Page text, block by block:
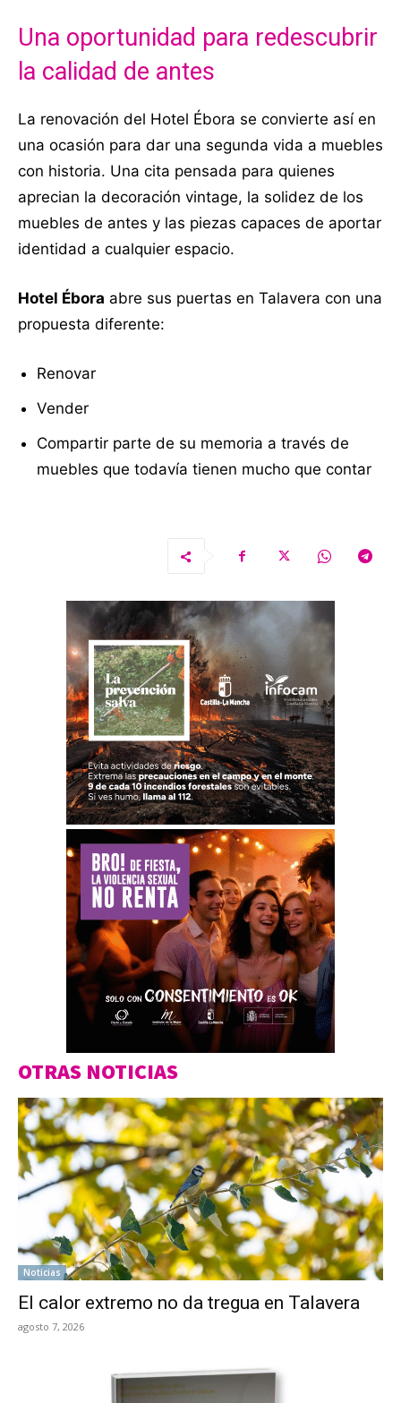
Una oportunidad para redescubrir
la calidad de antes
La renovación del Hotel Ébora se convierte así en
una ocasión para dar una segunda vida a muebles
con historia. Una cita pensada para quienes
aprecian la decoración vintage, la solidez de los
muebles de antes y las piezas capaces de aportar
identidad a cualquier espacio.
Hotel Ébora abre sus puertas en Talavera con una
propuesta diferente:
Renovar
Vender
Compartir parte de su memoria a través de
muebles que todavía tienen mucho que contar
OTRAS NOTICIAS
Noticias
El calor extremo no da tregua en Talavera
agosto 7, 2026